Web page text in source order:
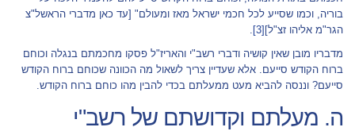
בוריה, וכמו שסייע לכל חכמי ישראל מאז ומעולם" [עד כאן מדברי הראשל"צ
הגר"מ אליהו זצ"ל] [3]
.
מדבריו מובן שאין קושיה ודברי רשב"י והאריז"ל פסקו מחכמתם בנגלה וכוחם
ברוח הקודש סייעם. אלא שעדיין צריך לשאול מה הכוונה שכוחם ברוח הקודש
סייעם? וננסה להביא מעט ממעלתם בכדי להבין מהו כוחם ברוח הקודש.
ה. מעלתם וקדושתם של רשב"י